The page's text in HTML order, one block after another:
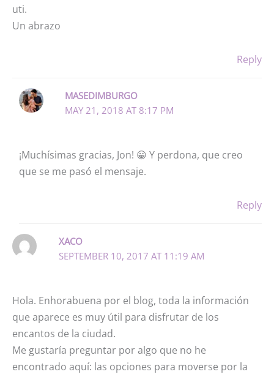
uti.
Un abrazo
Reply
MASEDIMBURGO
MAY 21, 2018 AT 8:17 PM
¡Muchísimas gracias, Jon! 😀 Y perdona, que creo
que se me pasó el mensaje.
Reply
XACO
SEPTEMBER 10, 2017 AT 11:19 AM
Hola. Enhorabuena por el blog, toda la información
que aparece es muy útil para disfrutar de los
encantos de la ciudad.
Me gustaría preguntar por algo que no he
encontrado aquí: las opciones para moverse por la